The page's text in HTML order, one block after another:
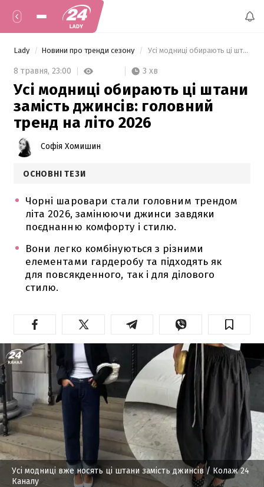
Lady Новини про тренди сезону Усі модниці обирають ці штани замість джинсів: головний тренд на літо 2026
8 травня, 23:00 3 хв
Усі модниці обирають ці штани
замість джинсів: головний
тренд на літо 2026
Софія Хомишин
ОСНОВНІ ТЕЗИ
Чорні шаровари стали головним трендом
літа 2026, замінюючи джинси завдяки
поєднанню комфорту і стилю.
Вони легко комбінуються з різними
елементами гардеробу та підходять як
для повсякденного, так і для ділового
стилю.
Усі модниці вже носять ці штани замість джинсів/ Колаж 24
Каналу